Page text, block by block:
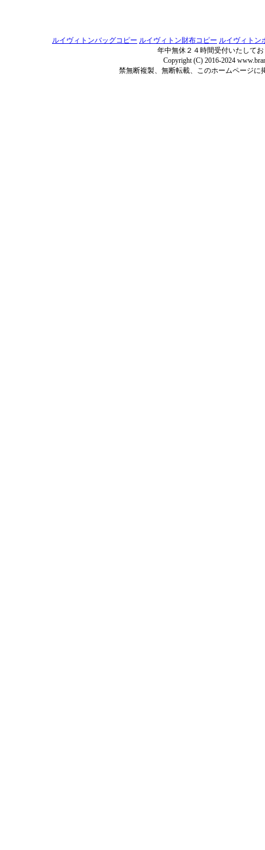
ルイヴィトンバッグコピー ルイヴィトン財布コピー ルイヴィトン
年中無休２４時間受付いたして
Copyright (C) 2016-2024
禁無断複製、無断転載、このホームページ